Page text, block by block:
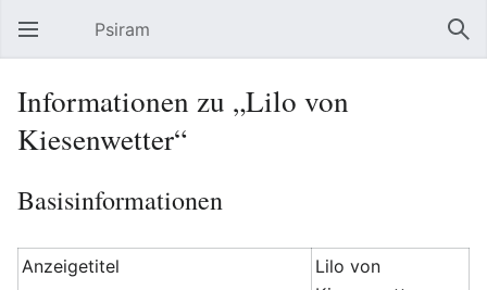
Hauptmenü öffnen Psiram
Informationen zu „Lilo von
Kiesenwetter“
Basisinformationen
Anzeigetitel
Lilo von